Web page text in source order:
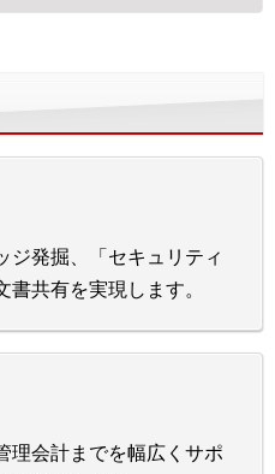
ジ発掘、「セキュリティ
共有を実現します。
理会計までを幅広くサポ